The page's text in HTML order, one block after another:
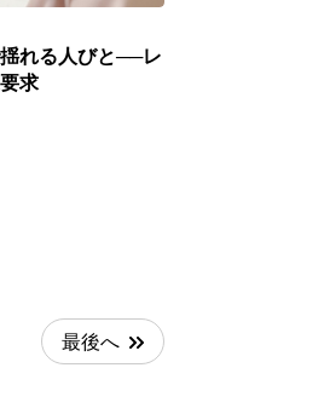
れる人びと──レ
求
最後へ